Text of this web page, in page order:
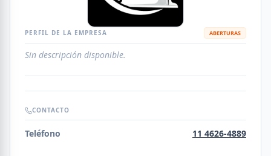
PERFIL DE LA EMPRESA ABERTURAS
Sin descripción disponible.
CONTACTO
Teléfono 11 4626-4889